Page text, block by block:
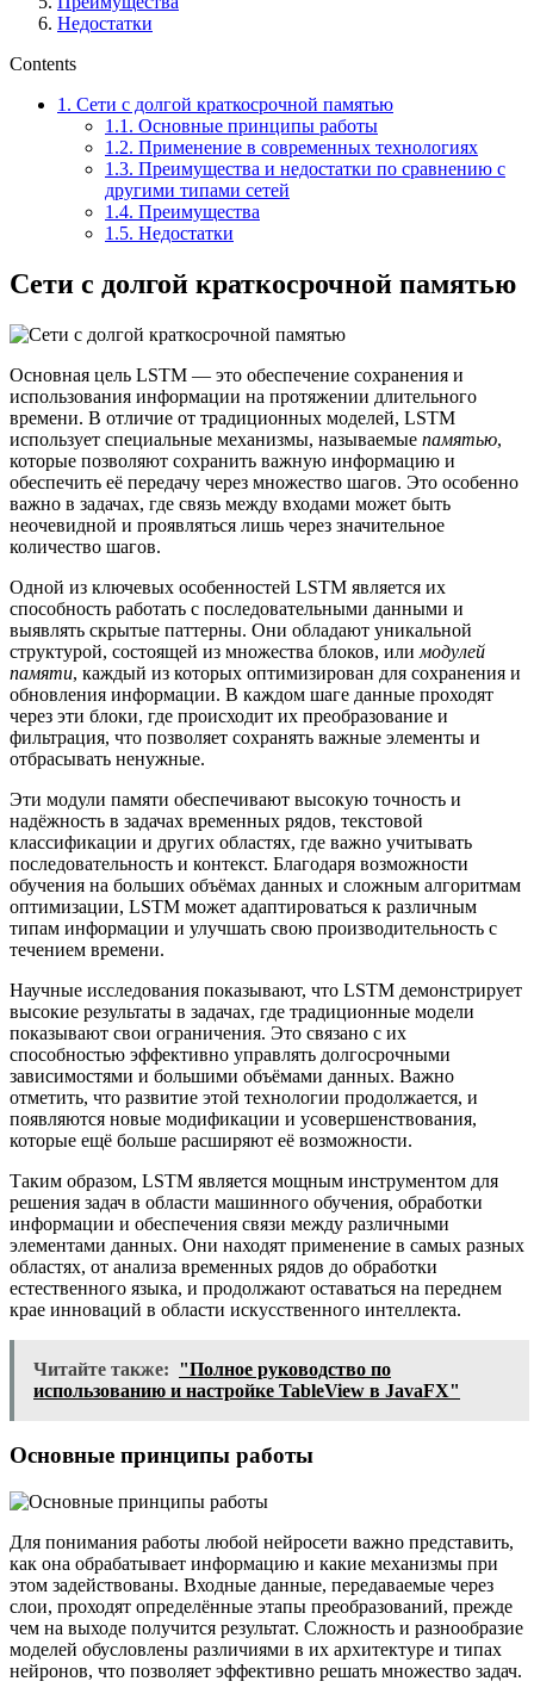
Недостатки
Contents
1. Сети с долгой краткосрочной памятью
1.1. Основные принципы работы
1.2. Применение в современных технологиях
1.3. Преимущества и недостатки по сравнению с
другими типами сетей
1.4. Преимущества
1.5. Недостатки
Сети с долгой краткосрочной памятью
Основная цель LSTM — это обеспечение сохранения и
использования информации на протяжении длительного
времени. В отличие от традиционных моделей, LSTM
использует специальные механизмы, называемые памятью,
которые позволяют сохранить важную информацию и
обеспечить её передачу через множество шагов. Это особенно
важно в задачах, где связь между входами может быть
неочевидной и проявляться лишь через значительное
количество шагов.
Одной из ключевых особенностей LSTM является их
способность работать с последовательными данными и
выявлять скрытые паттерны. Они обладают уникальной
структурой, состоящей из множества блоков, или модулей
памяти, каждый из которых оптимизирован для сохранения и
обновления информации. В каждом шаге данные проходят
через эти блоки, где происходит их преобразование и
фильтрация, что позволяет сохранять важные элементы и
отбрасывать ненужные.
Эти модули памяти обеспечивают высокую точность и
надёжность в задачах временных рядов, текстовой
классификации и других областях, где важно учитывать
последовательность и контекст. Благодаря возможности
обучения на больших объёмах данных и сложным алгоритмам
оптимизации, LSTM может адаптироваться к различным
типам информации и улучшать свою производительность с
течением времени.
Научные исследования показывают, что LSTM демонстрирует
высокие результаты в задачах, где традиционные модели
показывают свои ограничения. Это связано с их
способностью эффективно управлять долгосрочными
зависимостями и большими объёмами данных. Важно
отметить, что развитие этой технологии продолжается, и
появляются новые модификации и усовершенствования,
которые ещё больше расширяют её возможности.
Таким образом, LSTM является мощным инструментом для
решения задач в области машинного обучения, обработки
информации и обеспечения связи между различными
элементами данных. Они находят применение в самых разных
областях, от анализа временных рядов до обработки
естественного языка, и продолжают оставаться на переднем
крае инноваций в области искусственного интеллекта.
Читайте также: "Полное руководство по
использованию и настройке TableView в JavaFX"
Основные принципы работы
Для понимания работы любой нейросети важно представить,
как она обрабатывает информацию и какие механизмы при
этом задействованы. Входные данные, передаваемые через
слои, проходят определённые этапы преобразований, прежде
чем на выходе получится результат. Сложность и разнообразие
моделей обусловлены различиями в их архитектуре и типах
нейронов, что позволяет эффективно решать множество задач.